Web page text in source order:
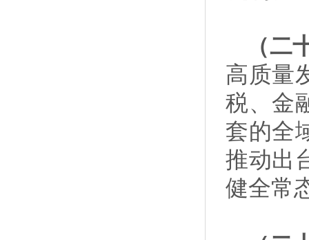
（
高质量
税、金
套的全
推动出
健全常